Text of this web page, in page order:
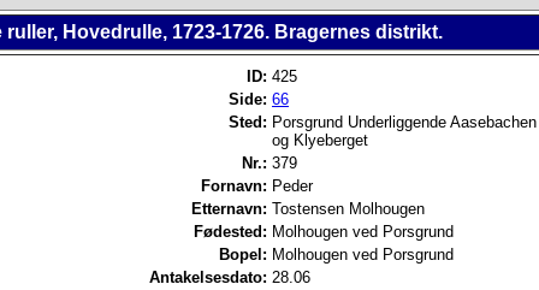
ruller, Hovedrulle, 1723-1726. Bragernes distrikt.
ID: 425
Side: 66
Sted: Porsgrund Underliggende Aasebachen
og Klyeberget
Nr.: 379
Fornavn: Peder
Etternavn: Tostensen Molhougen
Fødested: Molhougen ved Porsgrund
Bopel: Molhougen ved Porsgrund
Antakelsesdato: 28.06